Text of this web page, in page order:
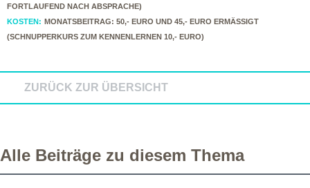
FORTLAUFEND NACH ABSPRACHE)
KOSTEN: MONATSBEITRAG: 50,- EURO UND 45,- EURO ERMÄSSIGT (
SCHNUPPERKURS ZUM KENNENLERNEN 10,- EURO)
ZURÜCK ZUR ÜBERSICHT
Alle Beiträge zu diesem Thema